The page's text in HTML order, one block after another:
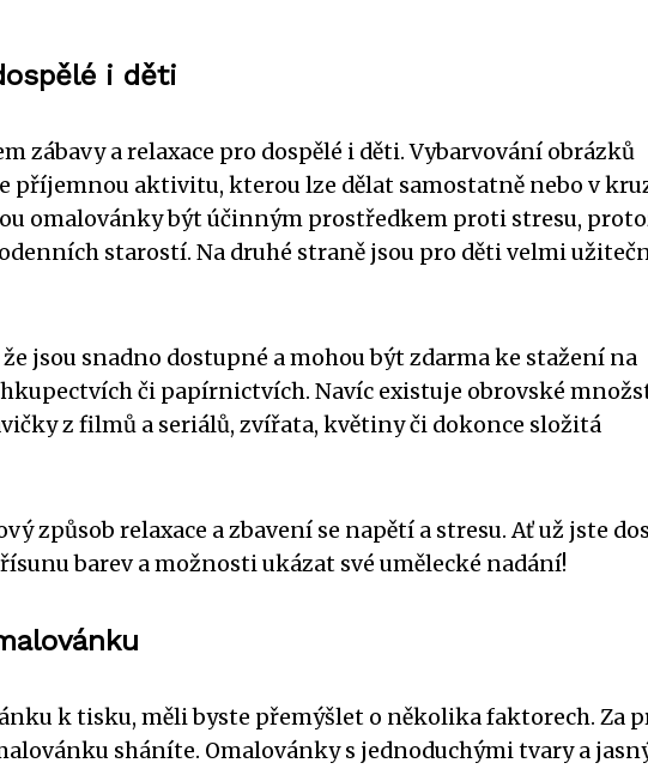
i děti
zábavy a relaxace pro dospělé i děti. Vybarvování obrázků
příjemnou aktivitu, kterou lze dělat samostatně nebo v
omalovánky být účinným prostředkem proti stresu,
starostí. Na druhé straně jsou pro děti velmi
jsou snadno dostupné a mohou být zdarma ke stažení na
či papírnictvích. Navíc existuje obrovské
z filmů a seriálů, zvířata, květiny či dokonce složitá
způsob relaxace a zbavení se napětí a stresu. Ať už jste
barev a možnosti ukázat své umělecké nadání!
k tisku, měli byste přemýšlet o několika faktorech. Za
sháníte. Omalovánky s jednoduchými tvary a